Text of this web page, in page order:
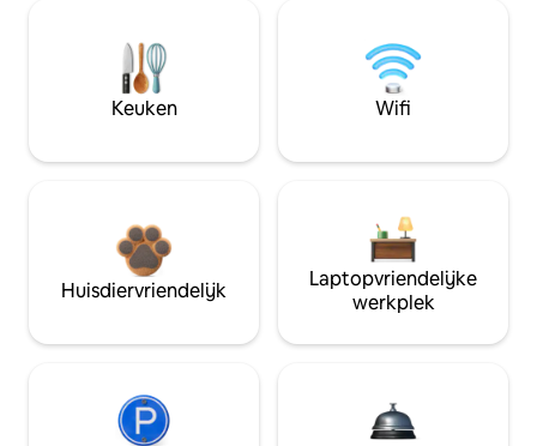
Keuken Wifi
Huisdiervriendelijk
Laptopvriendelijke
werkplek